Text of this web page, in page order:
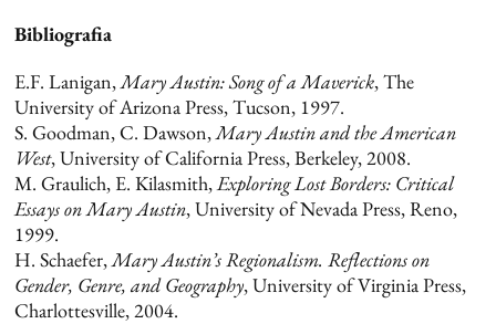
Bibliografia
E.F. Lanigan,Mary Austin: Song of a Maverick, The
University of Arizona Press, Tucson, 1997.
S. Goodman, C. Dawson,Mary Austin and the American
West, University of California Press, Berkeley, 2008.
M. Graulich, E. Kilasmith,Exploring Lost Borders: Critical
Essays on Mary Austin, University of Nevada Press, Reno,
1999.
H. Schaefer,Mary Austin’s Regionalism. Reflections on
Gender, Genre, and Geography, University of Virginia Press,
Charlottesville, 2004.